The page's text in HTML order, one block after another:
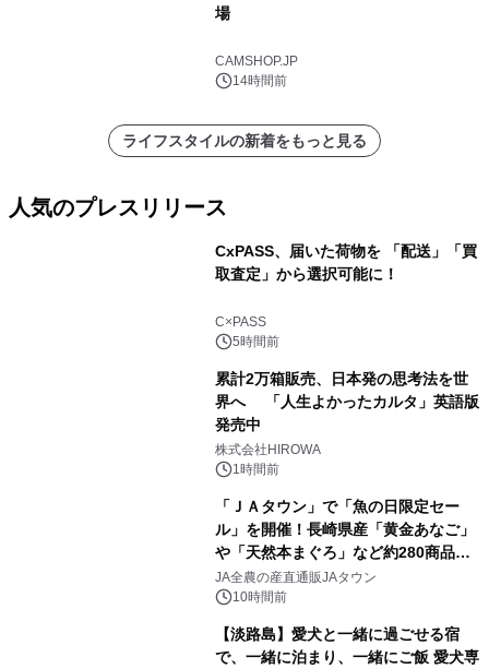
場
CAMSHOP.JP
14時間前
ライフスタイルの新着をもっと見る
人気のプレスリリース
CxPASS、届いた荷物を 「配送」「買
取査定」から選択可能に！
C×PASS
5時間前
累計2万箱販売、日本発の思考法を世
界へ 「人生よかったカルタ」英語版
発売中
株式会社HIROWA
1時間前
「ＪＡタウン」で「魚の日限定セー
ル」を開催！長崎県産「黄金あなご」
や「天然本まぐろ」など約280商品を
販売！～毎月１０日の定例企画～
JA全農の産直通販JAタウン
10時間前
【淡路島】愛犬と一緒に過ごせる宿
で、一緒に泊まり、一緒にご飯 愛犬専